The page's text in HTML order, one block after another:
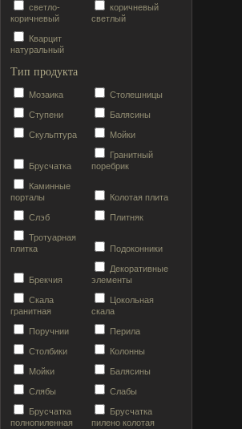
светло-
коричневый
коричневый
светлый
Кварцит
натуральный
Тип продукта
Мозаика Столешницы
Ступени Балясины
Скульптура Мойки
Брусчатка
Гранитный
поребрик
Каминные
порталы
Колотая плита
Слэб Плитняк
Тротуарная
плитка
Подоконники
Брекчия
Декоративные
элементы
Скала
гранитная
Цокольная
скала
Поручнии Перила
Столбики Колонны
Мойки Балясины
Слябы Слабы
Брусчатка
полнопиленная
Брусчатка
пилено колотая